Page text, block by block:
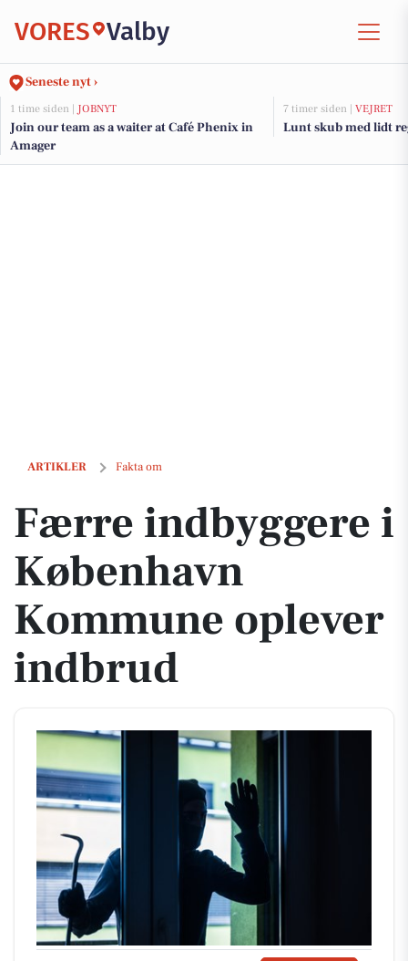
VORES Valby
Seneste nyt ›
1 time siden | JOBNYT
Join our team as a waiter at Café Phenix in
Amager
7 timer siden | VEJRET
Lunt skub med lidt
ARTIKLER Fakta om
Færre indbyggere i København Kommune oplever indbrud
Færre indbyggere i
København
Kommune oplever
indbrud